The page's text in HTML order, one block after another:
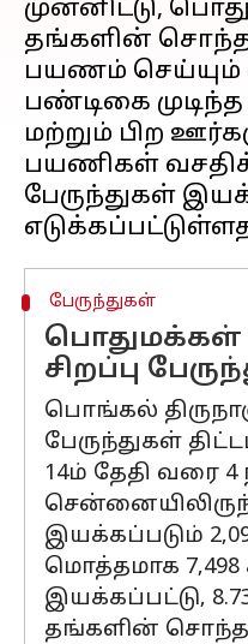
முன்னிட்டு,
தங்களின் சொந்த
பயணம் செய்யும்
பண்டிகை
மற்றும் பிற
பயணிகள்
பேருந்துகள்
பேருந்துகள்
பொதுமக்கள்
சிறப்பு
பொங்கல்
பேருந்துகள்
14ம் தேதி வரை 4
இயக்கப்படும்
மொத்தமாக 7,498
இயக்கப்பட்டு,
தங்களின்